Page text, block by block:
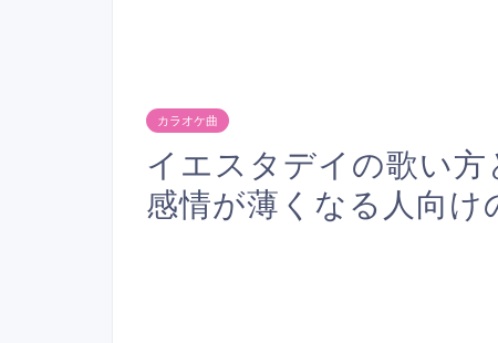
カラオケ曲
イエスタデイの歌い
感情が薄くなる人向け